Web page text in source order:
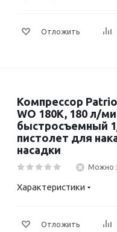
Отложить
Компрессор
WO 180K, 180 л/
быстросъемный
пистолет для
насадки
Можно
Характеристики
Отложить